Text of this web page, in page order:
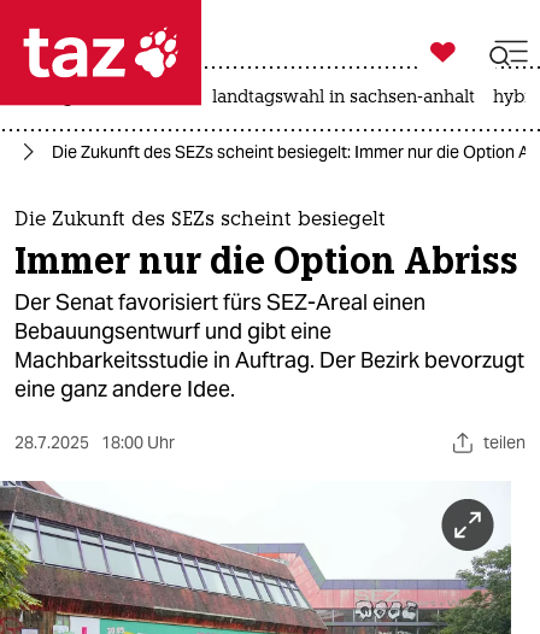
 taz zahl ich
taz zahl ich
themen
politik
öko
gesellschaft
kultur
sport
berlin
nord

taz zahl ich
landtagswahl in sachsen-anhalt
Die Zukunft des SEZs scheint besiegelt: Immer nur die Option
Die Zukunft des SEZs scheint besiegelt
Immer nur die Option Abriss
Der Senat favorisiert fürs SEZ-Areal einen
Bebauungsentwurf und gibt eine
Machbarkeitsstudie in Auftrag. Der Bezirk bevorzugt
eine ganz andere Idee.
28.7.2025 18:00 Uhr teilen